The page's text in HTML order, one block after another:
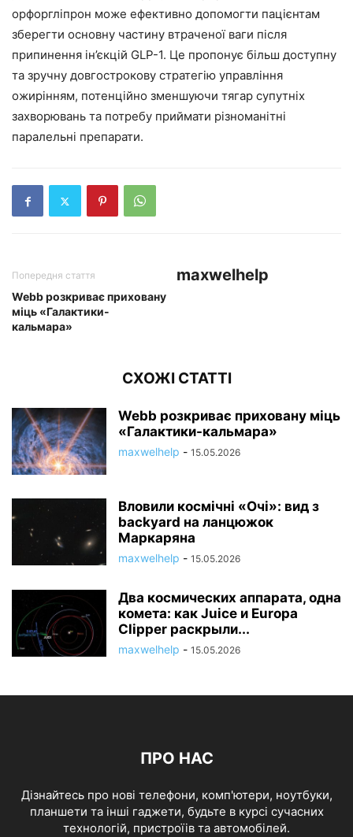
орфоргліпрон може ефективно допомогти пацієнтам
зберегти основну частину втраченої ваги після
припинення ін’єкцій GLP-1. Це пропонує більш доступну
та зручну довгострокову стратегію управління
ожирінням, потенційно зменшуючи тягар супутніх
захворювань та потребу приймати різноманітні
паралельні препарати.
Попередня стаття
Webb розкриває приховану
міць «Галактики-
кальмара»
maxwelhelp
СХОЖІ СТАТТІ
Webb розкриває приховану міць
«Галактики-кальмара»
maxwelhelp - 15.05.2026
Вловили космічні «Очі»: вид з
backyard на ланцюжок
Маркаряна
maxwelhelp - 15.05.2026
Два космических аппарата, одна
комета: как Juice и Europa
Clipper раскрыли...
maxwelhelp - 15.05.2026
ПРО НАС
Дізнайтесь про нові телефони, комп'ютери, ноутбуки,
планшети та інші гаджети, будьте в курсі сучасних
технологій, пристроїів та автомобілей.